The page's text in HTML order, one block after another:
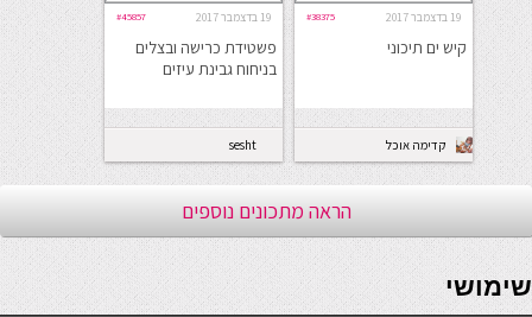
19 בדצמבר 2017 #38375
קיש ים תיכוני
קדימה אוכל
19 בדצמבר 2017 #45857
פשטידת כרישה ובצלים
בניחוח גבינת עיזים
sesht
הראה מתכונים נוספים
seriöse online casinos österreich
שימושי